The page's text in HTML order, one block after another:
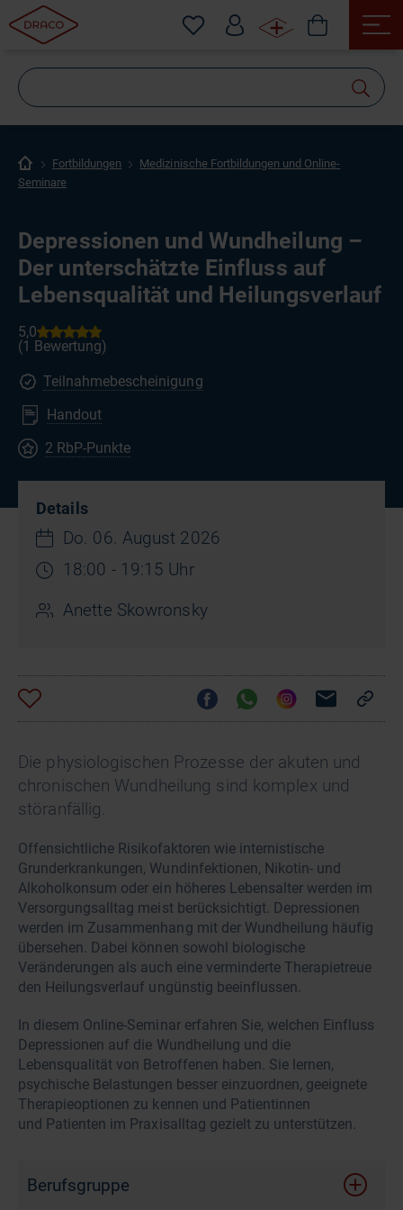
Fortbildungen
Medizinische Fortbildungen und Online-
Seminare
Depressionen und Wundheilung –
Der unterschätzte Einfluss auf
Lebensqualität und Heilungsverlauf
Teilnahmebescheinigung
Handout
2 RbP-Punkte
Details
Do. 06. August 2026
18:00 - 19:15 Uhr
Anette Skowronsky
Die physiologischen Prozesse der akuten und
chronischen Wundheilung sind komplex und
störanfällig.
Offensichtliche Risikofaktoren wie internistische
Grunderkrankungen, Wundinfektionen, Nikotin- und
Alkoholkonsum oder ein höheres Lebensalter werden im
Versorgungsalltag meist berücksichtigt. Depressionen
werden im Zusammenhang mit der Wundheilung häufig
übersehen. Dabei können sowohl biologische
Veränderungen als auch eine verminderte Therapietreue
den Heilungsverlauf ungünstig beeinflussen.
In diesem Online-Seminar erfahren Sie, welchen Einfluss
Depressionen auf die Wundheilung und die
Lebensqualität von Betroffenen haben. Sie lernen,
psychische Belastungen besser einzuordnen, geeignete
Therapieoptionen zu kennen und Patientinnen
und Patienten im Praxisalltag gezielt zu unterstützen.
Berufsgruppe
suchen